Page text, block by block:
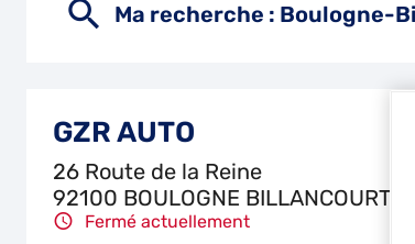
Ma recherche : Boulogne-
GZR AUTO
26 Route de la Reine
92100 BOULOGNE BILLANCOURT
Fermé actuellement